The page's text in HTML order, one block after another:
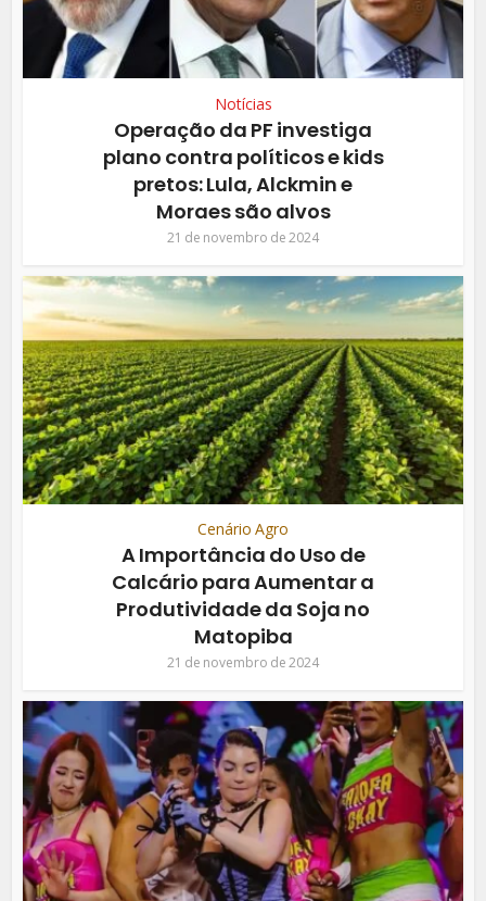
Notícias
Operação da PF investiga
plano contra políticos e kids
pretos: Lula, Alckmin e
Moraes são alvos
21 de novembro de 2024
Cenário Agro
A Importância do Uso de
Calcário para Aumentar a
Produtividade da Soja no
Matopiba
21 de novembro de 2024